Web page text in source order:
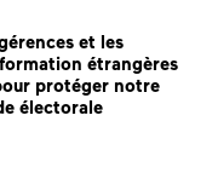
et les
étrangères
protéger notre
électorale